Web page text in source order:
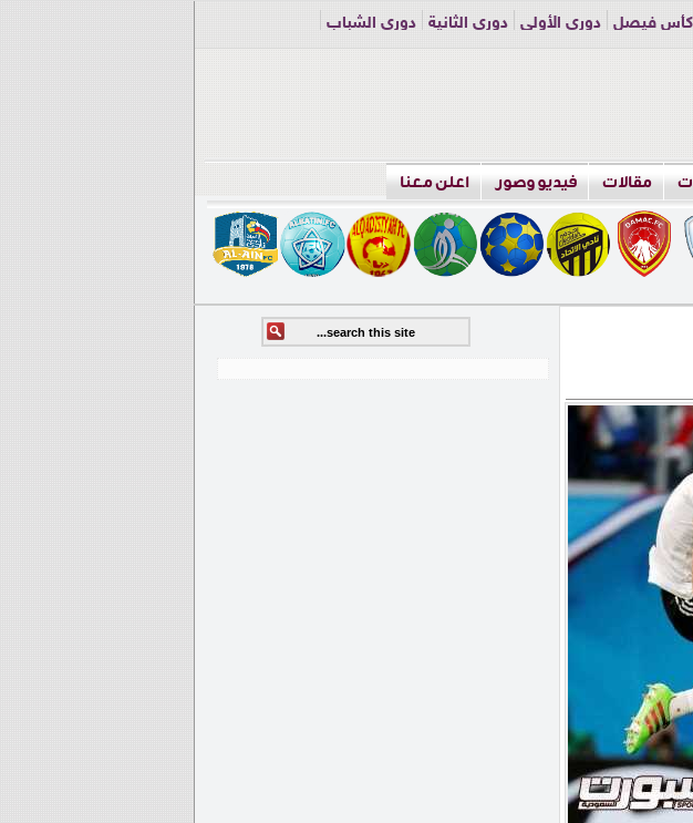
كأس فيصل دوري الأولى دوري الثانية
دوري الشباب
مقالات فيديو وصور اعلن معنا